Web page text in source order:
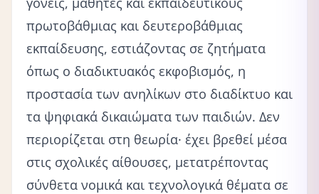
πρωτοβάθμιας και δευτεροβάθμιας
εκπαίδευσης, εστιάζοντας σε ζητήματα
όπως ο διαδικτυακός εκφοβισμός, η
προστασία των ανηλίκων στο διαδίκτυο και
τα ψηφιακά δικαιώματα των παιδιών. Δεν
περιορίζεται στη θεωρία· έχει βρεθεί μέσα
στις σχολικές αίθουσες, μετατρέποντας
σύνθετα νομικά και τεχνολογικά θέματα σε